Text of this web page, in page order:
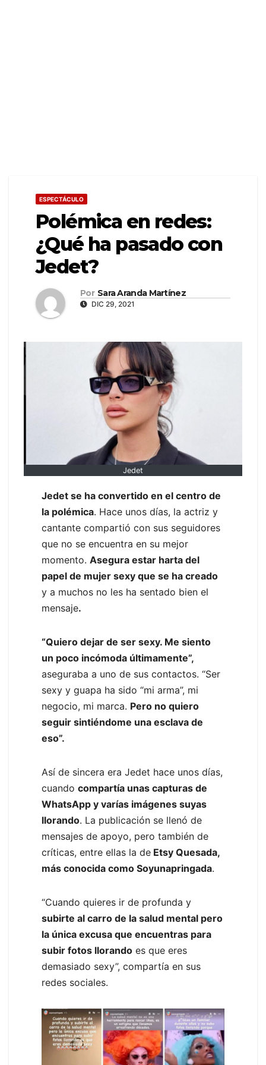
ESPECTÁCULO
Polémica en redes:
¿Qué ha pasado con
Jedet?
Por Sara Aranda Martínez
DIC 29, 2021
Jedet
Jedet se ha convertido en el centro de
la polémica. Hace unos días, la actriz y
cantante compartió con sus seguidores
que no se encuentra en su mejor
momento. Asegura estar harta del
papel de mujer sexy que se ha creado
y a muchos no les ha sentado bien el
mensaje.
“Quiero dejar de ser sexy. Me siento
un poco incómoda últimamente”,
aseguraba a uno de sus contactos. “Ser
sexy y guapa ha sido “mi arma”, mi
negocio, mi marca. Pero no quiero
seguir sintiéndome una esclava de
eso”.
Así de sincera era Jedet hace unos días,
cuando compartía unas capturas de
WhatsApp y varías imágenes suyas
llorando. La publicación se llenó de
mensajes de apoyo, pero también de
críticas, entre ellas la de Etsy Quesada,
más conocida como Soyunapringada.
“Cuando quieres ir de profunda y
subirte al carro de la salud mental pero
la única excusa que encuentras para
subir fotos llorando es que eres
demasiado sexy”, compartía en sus
redes sociales.